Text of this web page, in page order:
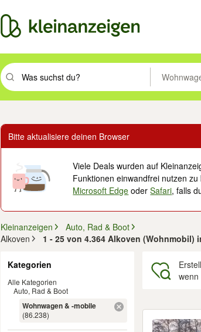
Suchbegriff eingeben. Eingabetaste drücken um zu
Bitte aktualisiere deinen Browser
Viele Deals wurden auf
Funktionen einwandfrei nutzen
Microsoft Edge oderSafari, falls
Kleinanzeigen
Auto, Rad & Boot
Alkoven
1 - 25 von 4.364 Alkoven (Wohnmobil)
Kategorien
Alle Kategorien
Auto, Rad & Boot
Wohnwagen & -mobile
(86.238)
wenn